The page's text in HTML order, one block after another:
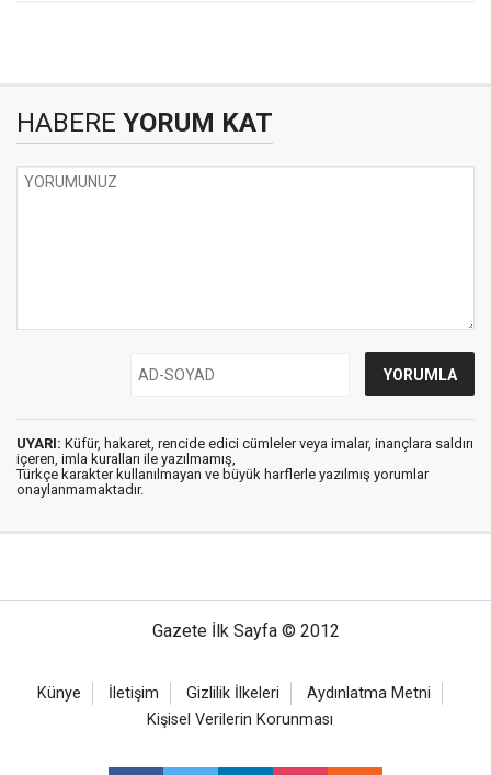
HABERE YORUM KAT
UYARI: Küfür, hakaret, rencide edici cümleler veya imalar, inançlara saldırı
içeren, imla kuralları ile yazılmamış,
Türkçe karakter kullanılmayan ve büyük harflerle yazılmış yorumlar
onaylanmamaktadır.
Gazete İlk Sayfa © 2012
Künye İletişim Gizlilik İlkeleri
Aydınlatma Metni
Kişisel Verilerin Korunması